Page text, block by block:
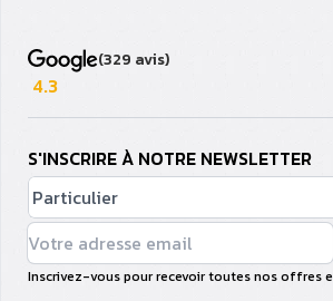
(329 avis)
4.3
S'INSCRIRE À NOTRE NEWSLETTER
Inscrivez-vous pour recevoir toutes nos offres